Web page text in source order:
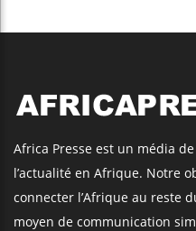
Africa Presse est un média
l’actualité en Afrique. Notre
connecter l’Afrique au reste
moyen de communication